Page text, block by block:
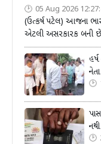
05 Aug 2026
(ઉત્કર્ષ પટેલ) આજના
એટલી અસરકારક બની છે